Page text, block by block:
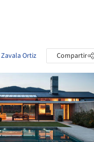
Ortiz Compartir